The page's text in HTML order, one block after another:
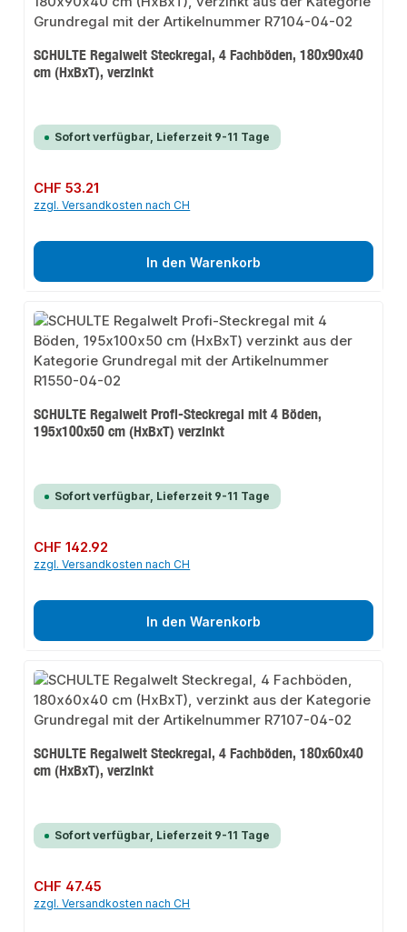
SCHULTE Regalwelt Steckregal, 4 Fachböden, 180x90x40
cm (HxBxT), verzinkt
Sofort verfügbar, Lieferzeit 9-11 Tage
Regulärer Preis:
CHF 53.21
zzgl. Versandkosten nach CH
In den Warenkorb
SCHULTE Regalwelt Profi-Steckregal mit 4 Böden,
195x100x50 cm (HxBxT) verzinkt
Sofort verfügbar, Lieferzeit 9-11 Tage
Regulärer Preis:
CHF 142.92
zzgl. Versandkosten nach CH
In den Warenkorb
SCHULTE Regalwelt Steckregal, 4 Fachböden, 180x60x40
cm (HxBxT), verzinkt
Sofort verfügbar, Lieferzeit 9-11 Tage
Regulärer Preis:
CHF 47.45
zzgl. Versandkosten nach CH